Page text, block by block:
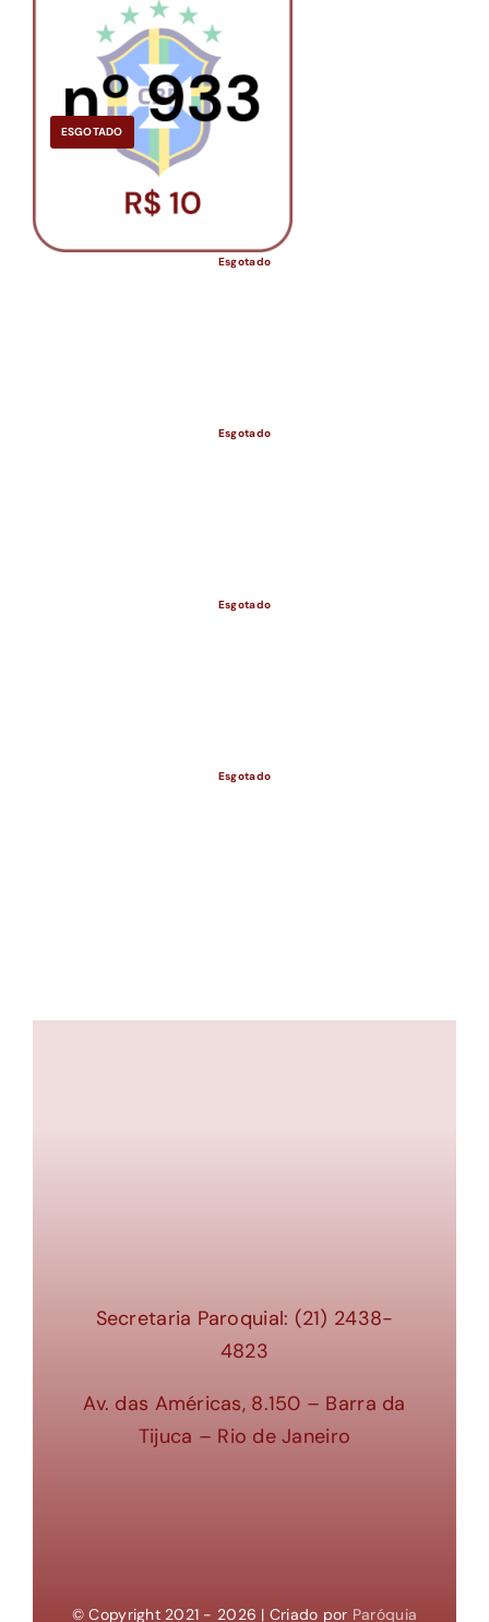
ESGOTADO
Esgotado
Esgotado
Esgotado
Esgotado
Secretaria Paroquial: (21) 2438-
4823
Av. das Américas, 8.150 – Barra da
Tijuca – Rio de Janeiro
© Copyright 2021 - 2026 | Criado por Paróquia